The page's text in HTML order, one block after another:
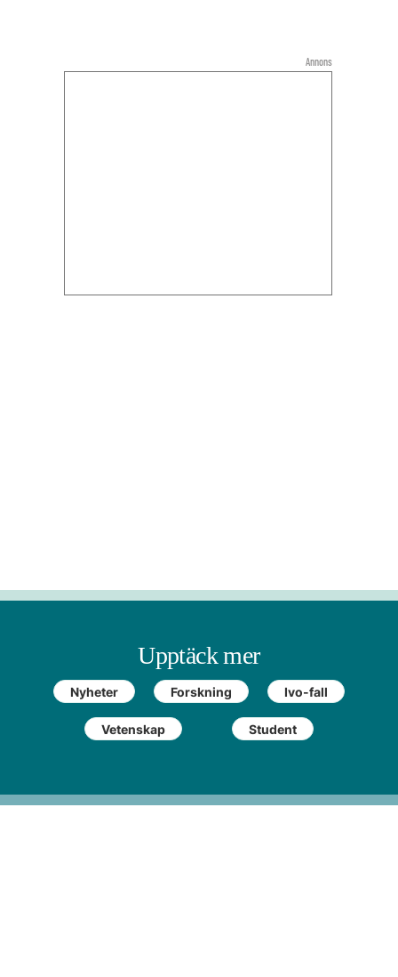
Upptäck mer
Nyheter Forskning Ivo-fall
Vetenskap Student
Annons